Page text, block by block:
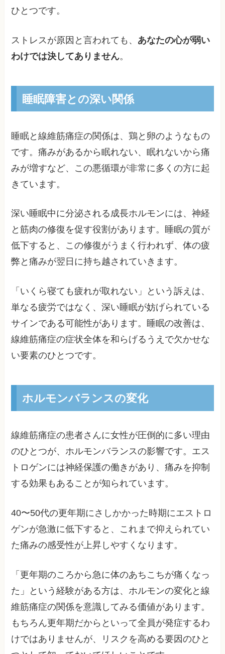
ひとつです。
ストレスが原因と言われても、 あなたの心が弱い
わけでは決してありません。
睡眠障害との深い関係
睡眠と線維筋痛症の関係は、鶏と卵のようなもの
です。痛みがあるから眠れない、眠れないから痛
みが増すなど、この悪循環が非常に多くの方に起
きています。
深い睡眠中に分泌される成長ホルモンには、神経
と筋肉の修復を促す役割があります。睡眠の質が
低下すると、この修復がうまく行われず、体の疲
弊と痛みが翌日に持ち越されていきます。
「いくら寝ても疲れが取れない」という訴えは、
単なる疲労ではなく、深い睡眠が妨げられている
サインである可能性があります。睡眠の改善は、
線維筋痛症の症状全体を和らげるうえで欠かせな
い要素のひとつです。
ホルモンバランスの変化
線維筋痛症の患者さんに女性が圧倒的に多い理由
のひとつが、ホルモンバランスの影響です。エス
トロゲンには神経保護の働きがあり、痛みを抑制
する効果もあることが知られています。
40〜50代の更年期にさしかかった時期にエストロ
ゲンが急激に低下すると、これまで抑えられてい
た痛みの感受性が上昇しやすくなります。
「更年期のころから急に体のあちこちが痛くなっ
た」という経験がある方は、ホルモンの変化と線
維筋痛症の関係を意識してみる価値があります。
もちろん更年期だからといって全員が発症するわ
けではありませんが、リスクを高める要因のひと